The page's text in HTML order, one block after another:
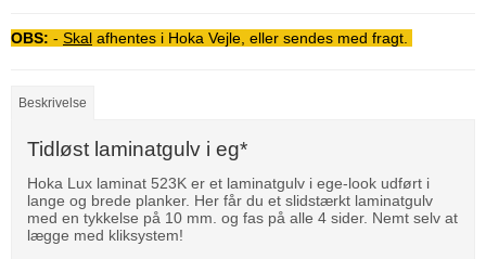
OBS: - Skal afhentes i Hoka Vejle, eller sendes med fragt.
Beskrivelse
Tidløst laminatgulv i eg*
Hoka Lux laminat 523K er et laminatgulv i ege-look udført i
lange og brede planker. Her får du et slidstærkt laminatgulv
med en tykkelse på 10 mm. og fas på alle 4 sider. Nemt selv at
lægge med kliksystem!